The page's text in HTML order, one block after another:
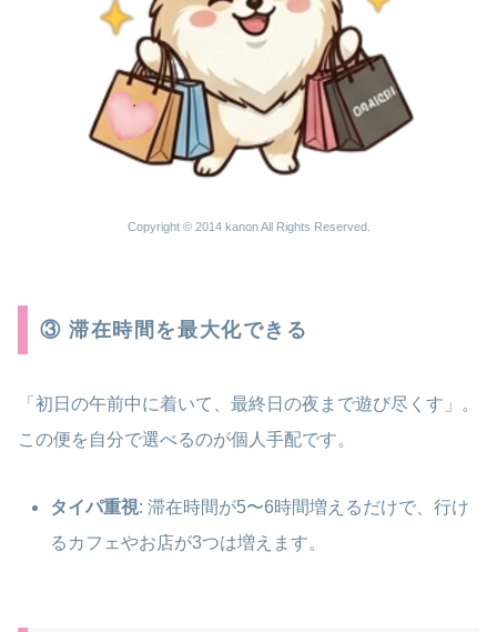
Copyright © 2014 kanon All Rights Reserved.
③ 滞在時間を最大化できる
「初日の午前中に着いて、最終日の夜まで遊び尽くす」。
この便を自分で選べるのが個人手配です。
タイパ重視: 滞在時間が5〜6時間増えるだけで、行け
るカフェやお店が3つは増えます。